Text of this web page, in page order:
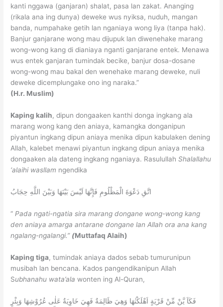
kanti nggawa (ganjaran) shalat, pasa lan zakat. Ananging
(rikala ana ing dunya) deweke wus nyiksa, nuduh, mangan
banda, numpahake getih lan nganiaya wong liya (tanpa hak).
Banjur ganjarane wong mau dijupuk lan diwenehake marang
wong-wong kang di dianiaya nganti ganjarane entek. Menawa
wus entek ganjaran tumindak becike, banjur dosa-dosane
wong-wong mau bakal den wenehake marang deweke, nuli
deweke dicemplungake ono ing naraka.”
(H.r. Muslim)
Kaping kalih, dipun dongaaken kanthi donga ingkang ala
marang wong kang den aniaya, kamangka donganipun
piyantun ingkang dipun aniaya menika dipun kabulaken dening
Allah, kalebet menawi piyantun ingkang dipun aniaya menika
dongaaken ala dateng ingkang nganiaya. RasulullahShalallahu
‘alaihi wasllam ngendika
اتَّقِ دَعْوَةَ الْمَظْلُومِ فَإِنَّهَا لَيْسَ بَيْنَهَا وَبَيْنَ اللَّهِ حِجَابُ
“ Pada ngati-ngatia sira marang dongane wong-wong kang
den aniaya amarga antarane dongane lan Allah ora ana kang
ngalang-ngalangi.” (Muttafaq Alaih)
Kaping tiga, tumindak aniaya dados sebab tumurunipun
musibah lan bencana. Kados pangendikanipun Allah
Subhanahu wata’ala wonten ing Al-Quran,
فَكَاَ يَّنْ مِّنْ قَرْيَةٍ اَهْلَكْنٰهَا وَهِيَ ظَالِمَةٌ فَهِيَ خَاوِيَةٌ عَلٰى عُرُوْشِهَا وَبِئْرٍ